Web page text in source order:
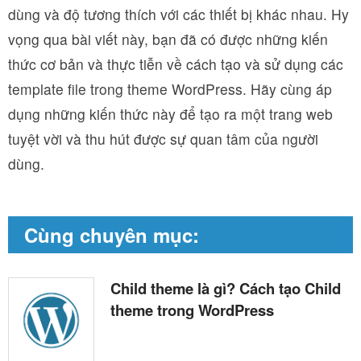
dùng và độ tương thích với các thiết bị khác nhau. Hy
vọng qua bài viết này, bạn đã có được những kiến
thức cơ bản và thực tiễn về cách tạo và sử dụng các
template file trong theme WordPress. Hãy cùng áp
dụng những kiến thức này để tạo ra một trang web
tuyệt vời và thu hút được sự quan tâm của người
dùng.
Cùng chuyên mục:
Child theme là gì? Cách tạo Child
theme trong WordPress